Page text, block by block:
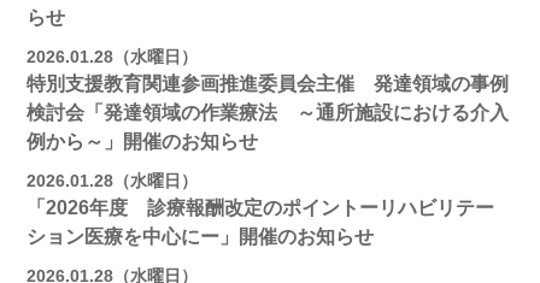
らせ
2026.01.28（水曜日）
特別支援教育関連参画推進委員会主催 発達領域の事例
検討会「発達領域の作業療法 ～通所施設における介入
例から～」開催のお知らせ
2026.01.28（水曜日）
「2026年度 診療報酬改定のポイントーリハビリテー
ション医療を中心にー」開催のお知らせ
2026.01.28（水曜日）